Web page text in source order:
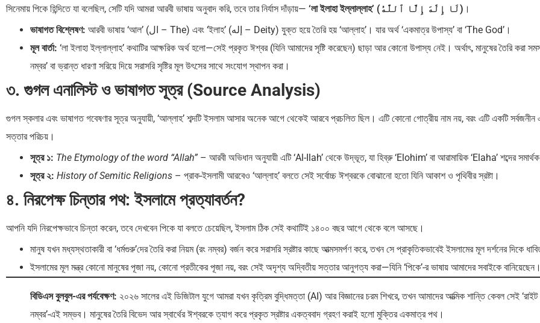
সিনেমায় পিকে হিন্দিতে যা বলেছিল, সেটি যদি আমরা আরবী ভাষায় অনুবাদ করি, তবে তার নির্যাস দাঁড়ায়— ‘লা ইলাহা ইল্লাল্লাহ’ (لَا إِلَٰهَ إِلَّا ٱللَّٰهُ) ।
ভাষাগত বিশ্লেষণ:
আরবী ভাষায় ‘আল’ (ال – The) এবং ‘ইলাহ’ (إله – Deity) যুক্ত হয়ে তৈরি হয় ‘আল্লাহ’। যার অর্থ ‘একমাত্র উপাস্য’ বা ‘The God’।
মূল বার্তা: ‘লা ইলাহা ইল্লাল্লাহ’ কথাটির আক্ষরিক অর্থ হলো—সেই প্রকৃত ঈশ্বর (যিনি আমাদের সৃষ্টি করেছেন) ছাড়া আর কোনো উপাস্য নেই। অর্থাৎ, মানুষের তৈরি করা
নম্বর’ বা ভ্রান্ত ধারণা সরিয়ে দিয়ে সরাসরি সৃষ্টির মূল উৎসের সাথে সংযোগ স্থাপন করা।
৩. গুগল এনালিস্ট ও ভাষাগত সূত্র (Source Analysis)
গুগল স্কলার এবং ভাষাগত গবেষণার সূত্র অনুযায়ী, ‘আল্লাহ’ শব্দটি ইসলাম আসার অনেক আগে থেকেই আরবে প্রচলিত ছিল। এটি কোনো গোত্রীয় নাম নয়, বরং এটি একটি
সত্তার পরিচয়।
সূত্র ১: The Etymology of the word “Allah” – আরবী অভিধান অনুযায়ী এটি ‘Al-Ilah’ থেকে উদ্ভূত, যা হিব্রু ‘Elohim’ বা আরামায়িক ‘Elaha’ শব্দের
সূত্র ২: History of Semitic Religions – প্রাক-ইসলামী আরবেও ‘আল্লাহ’ বলতে সেই সর্বোচ্চ ঈশ্বরকে বোঝানো হতো যিনি আকাশ ও পৃথিবীর স্রষ্টা।
৪. নিরপেক্ষ চিন্তার পথ: ইসলামে প্রত্যাবর্তন?
আপনি যদি নিরপেক্ষভাবে চিন্তা করেন, তবে দেখবেন পিকে যা বলতে চেয়েছিল, ইসলাম ঠিক সেই কথাটিই ১৪০০ বছর আগে থেকে বলে আসছে।
মানুষ যখন মধ্যস্থতাকারী বা ‘ধর্মগুরু’দের তৈরি করা নিয়ম (রং নম্বর) বর্জন করে সরাসরি স্রষ্টার কাছে আত্মসমর্পণ করে, তখন সে প্রাকৃতিকভাবেই ইসলামের মূল দর্শনের দিকে
ইসলামের মূল মন্ত্র কোনো মানুষের পূজা নয়, কোনো প্রতীকের পূজা নয়, বরং সেই অদৃশ্য অদ্বিতীয় সত্তার আনুগত্য করা—যিনি ‘পিকে’-র ভাষায় আমাদের সবাইকে বানিয়েছেন।
বিডিএস বুলবুল-এর পর্যবেক্ষণ: ২০২৬ সালের এই ডিজিটাল যুগে আমরা যখন কৃত্রিম বুদ্ধিমত্তা (AI) আর বিজ্ঞানের চরম শিখরে, তখন আমাদের আত্মিক শান্তি কেবল সেই ‘রাইট
নম্বর’-এই সম্ভব। মানুষের তৈরি বিভেদ আর স্বার্থের ঈশ্বরকে ত্যাগ করে প্রকৃত স্রষ্টার একত্ববাদ গ্রহণ করাই হলো মুক্তির একমাত্র পথ।